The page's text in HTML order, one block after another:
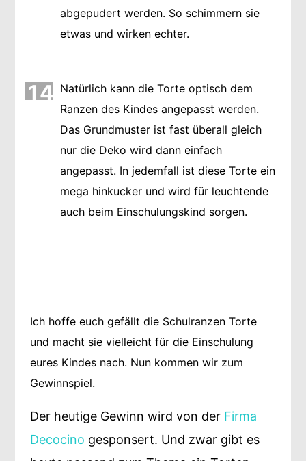
abgepudert werden. So schimmern sie
etwas und wirken echter.
14 Natürlich kann die Torte optisch dem
Ranzen des Kindes angepasst werden.
Das Grundmuster ist fast überall gleich
nur die Deko wird dann einfach
angepasst. In jedemfall ist diese Torte ein
mega hinkucker und wird für leuchtende
auch beim Einschulungskind sorgen.
Ich hoffe euch gefällt die Schulranzen Torte
und macht sie vielleicht für die Einschulung
eures Kindes nach. Nun kommen wir zum
Gewinnspiel.
Der heutige Gewinn wird von der Firma
Decocino gesponsert. Und zwar gibt es